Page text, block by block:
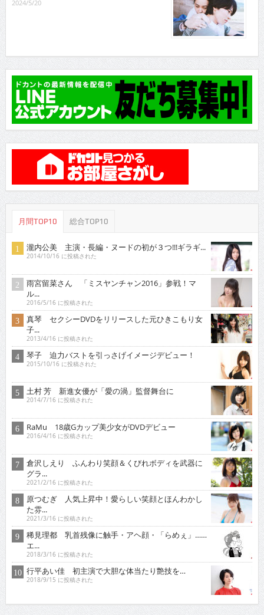
2024/5/20
月間TOP10 総合TOP10
瀧内公美 主演・長編・ヌードの初が３つ!!!ギラギ...
2014/10/16 に投稿された
雨宮留菜さん 「ミスヤンチャン2016」参戦！マ
ル...
2016/5/16 に投稿された
真琴 セクシーDVDをリリースした元ひきこもり女
子...
2013/4/16 に投稿された
琴子 迫力バストを引っさげイメージデビュー！
2015/10/16 に投稿された
土村 芳 新進女優が「愛の渦」監督舞台に
2014/7/16 に投稿された
RaMu 18歳Gカップ美少女がDVDデビュー
2016/4/16 に投稿された
倉沢しえり ふんわり笑顔＆くびれボディを武器に
グラ...
2021/2/16 に投稿された
原つむぎ 人気上昇中！愛らしい笑顔とほんわかし
た雰...
2021/3/16 に投稿された
稀見理都 乳首残像に触手・アヘ顔・「らめぇ」……
エ...
2018/3/16 に投稿された
行平あい佳 初主演で大胆な体当たり艶技を…
2018/9/15 に投稿された